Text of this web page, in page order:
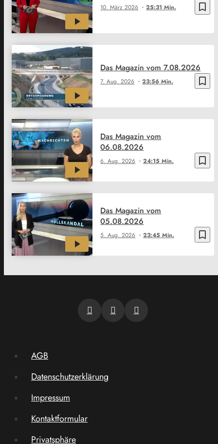
bookmark_border
10. März 2026 25:31 Min.
bookmark_border
7. Aug. 2026 23:56 Min.
Das Magazin vom 7.08.2026
bookmark_border
6. Aug. 2026 24:15 Min.
Das Magazin vom
06.08.2026
bookmark_border
5. Aug. 2026 23:45 Min.
Das Magazin vom
05.08.2026
AGB
Datenschutzerklärung
Impressum
Kontaktformular
Privatsphäre